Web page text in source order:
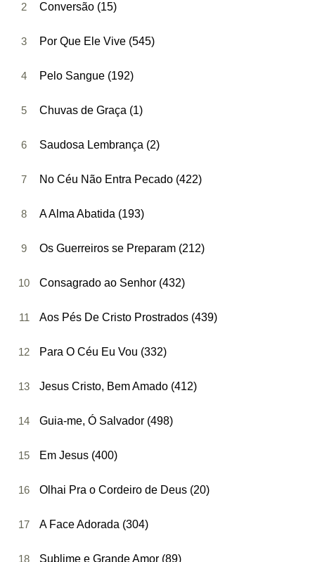
2 Conversão (15)
3 Por Que Ele Vive (545)
4 Pelo Sangue (192)
5 Chuvas de Graça (1)
6 Saudosa Lembrança (2)
7 No Céu Não Entra Pecado (422)
8 A Alma Abatida (193)
9 Os Guerreiros se Preparam (212)
10 Consagrado ao Senhor (432)
11 Aos Pés De Cristo Prostrados (439)
12 Para O Céu Eu Vou (332)
13 Jesus Cristo, Bem Amado (412)
14 Guia-me, Ó Salvador (498)
15 Em Jesus (400)
16 Olhai Pra o Cordeiro de Deus (20)
17 A Face Adorada (304)
18 Sublime e Grande Amor (89)